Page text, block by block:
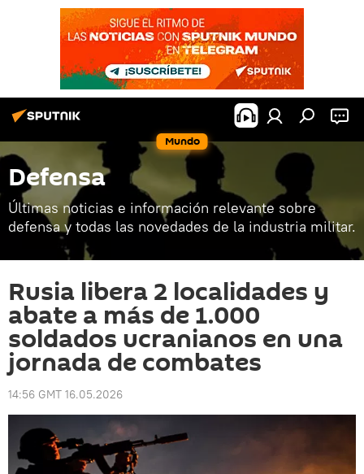
Mundo
Defensa
Últimas noticias e información relevante sobre
defensa y todas las novedades de la industria militar.
Rusia libera 2 localidades y
abate a más de 1.000
soldados ucranianos en una
jornada de combates
14:56 GMT 16.05.2026